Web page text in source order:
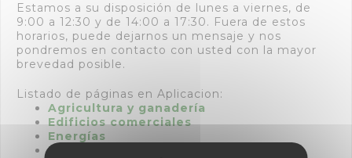
Estamos a su disposición de lunes a viernes, de
9:00 a 12:30 y de 14:00 a 17:30. Fuera de estos
horarios, puede dejarnos un mensaje y nos
pondremos en contacto con usted con la mayor
brevedad posible.
Listado de páginas en Aplicacion:
Agricultura y ganadería
Edificios comerciales
Energías
Polígonos industriales